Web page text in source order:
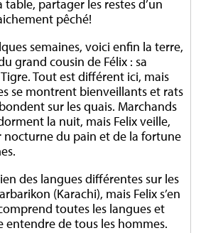
table, partager les restes d’un
pêché!
semaines, voici enfin la terre,
grand cousin de Félix : sa
Tout est différent ici, mais
se montrent bienveillants et rats
sur les quais. Marchands
la nuit, mais Felix veille,
nocturne du pain et de la fortune
des langues différentes sur les
(Karachi), mais Felix s’en
toutes les langues et
entendre de tous les hommes.